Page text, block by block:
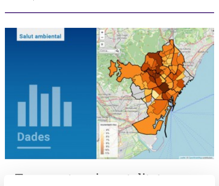
Temperatura i mortalitat, nou